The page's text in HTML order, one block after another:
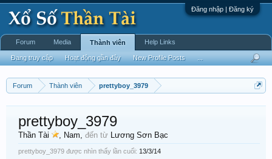
Đăng nhập | Đăng ký
Forum Thành viên prettyboy_3979
prettyboy_3979
Thần Tài , Nam, đến từ Lương Sơn Bạc
prettyboy_3979 được nhìn thấy lần cuối: 13/3/14
Forum Media Thành viên
Đang truy cập Hoạt động gần đây New Profile Posts
Help Links